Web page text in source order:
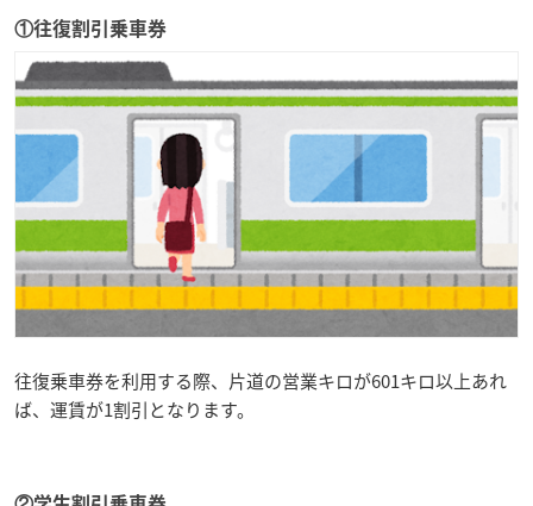
①往復割引乗車券
往復乗車券を利用する際、片道の営業キロが601キロ以上あれ
ば、運賃が1割引となります。